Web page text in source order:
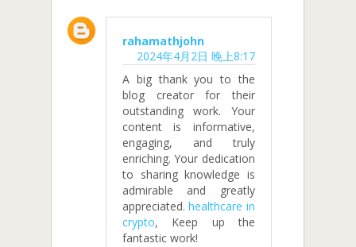
rahamathjohn
2024年4月2日 晚上8:17
A big thank you to the
blog creator for their
outstanding work. Your
content is informative,
engaging, and truly
enriching. Your dedication
to sharing knowledge is
admirable and greatly
appreciated.healthcare in
crypto, Keep up the
fantastic work!